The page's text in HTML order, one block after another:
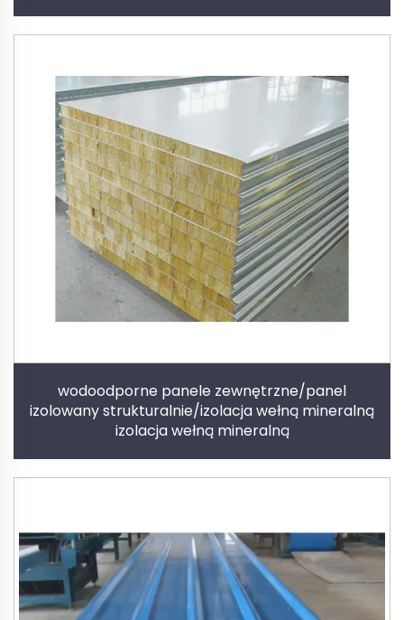
wodoodporne panele zewnętrzne/panel
izolowany strukturalnie/izolacja wełną mineralną
izolacja wełną mineralną